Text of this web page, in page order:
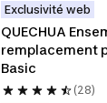
Exclusivité web
QUECHUA
remplacement
Basic
(28)